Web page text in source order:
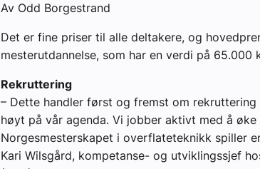
Av Odd Borgestrand
Det er fine priser til alle deltakere, og
mesterutdannelse, som har en verdi på 65.000
Rekruttering
– Dette handler først og fremst om
høyt på vår agenda. Vi jobber aktivt med å
Norgesmesterskapet i overflateteknikk spiller
Kari Wilsgård, kompetanse- og utviklingssjef